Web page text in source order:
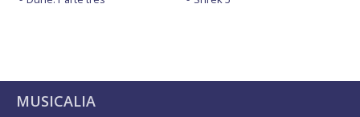
MUSICALIA